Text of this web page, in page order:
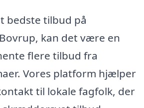
bedste tilbud på
kan det være en
flere tilbud fra
Vores platform hjælper
til lokale fagfolk, der